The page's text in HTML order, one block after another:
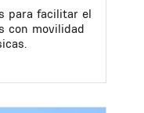
para facilitar el
con movilidad